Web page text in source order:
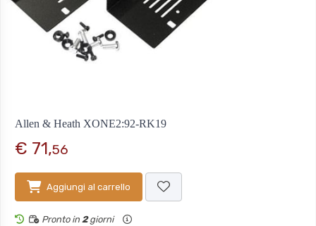
Allen & Heath XONE2:92-RK19
€ 71,56
Aggiungi al carrello
Pronto in 2giorni